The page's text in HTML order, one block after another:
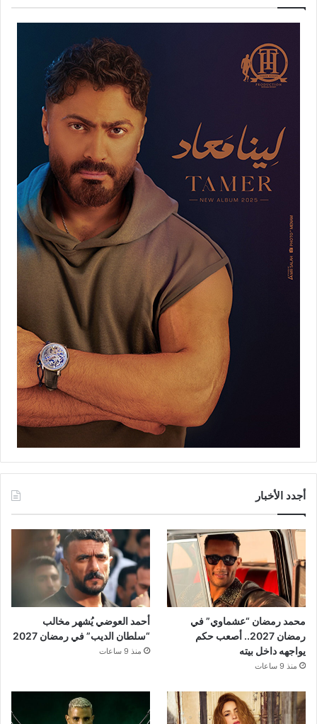
أجدد الأخبار
محمد رمضان “عشماوي” في
رمضان 2027.. أصعب حكم
يواجهه داخل بيته
منذ 9 ساعات
أحمد العوضي يُشهر مخالب
“سلطان الديب” في رمضان 2027
منذ 9 ساعات